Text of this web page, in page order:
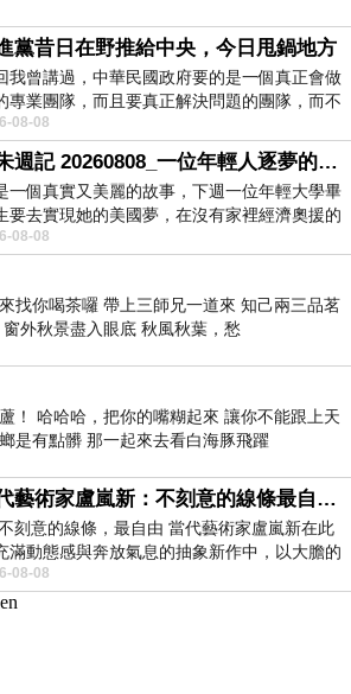
黨昔日在野推給中央，今日甩鍋地方
我曾講過，中華民國政府要的是一個真正會做
專業團隊，而且要真正解決問題的團隊，而不
會到處甩鍋的雙標團隊，最近民進黨
08-08
小朱週記 20260808_一位年輕人逐夢的真實故事
一個真實又美麗的故事，下週一位年輕大學畢
要去實現她的美國夢，在沒有家裡經濟奧援的
下，靠著自我努力工作累積出國基
08-08
找你喝茶囉 帶上三師兄一道來 知己兩三品茗
外秋景盡入眼底 秋風秋葉，愁
！ 哈哈哈，把你的嘴糊起來 讓你不能跟上天
是有點髒 那一起來去看白海豚飛躍
當代藝術家盧嵐新：不刻意的線條最自由，讓色彩流動、筆觸自己說話
刻意的線條，最自由 當代藝術家盧嵐新在此
滿動態感與奔放氣息的抽象新作中，以大膽的
顏料在白色畫布上揮灑、壓印與流淌
08-08